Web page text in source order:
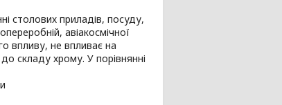
столових приладів, посуду,
авіакосмічної
впливу, не впливає на
складу хрому. У порівнянні